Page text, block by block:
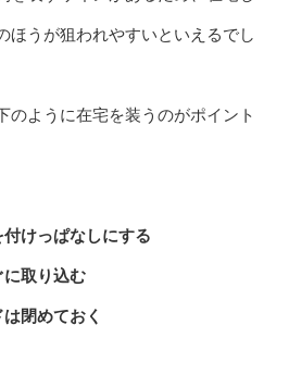
ほうが狙われやすいといえるでし
のように在宅を装うのがポイント
けっぱなしにする
取り込む
閉めておく